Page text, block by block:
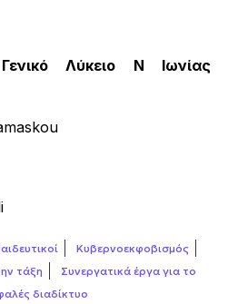
Λύκειο Ν Ιωνίας
Κυβερνοεκφοβισμός
τάξη
Συνεργατικά έργα για το
διαδίκτυο